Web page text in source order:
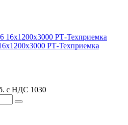
РТ-Техприемка
с НДС 1030